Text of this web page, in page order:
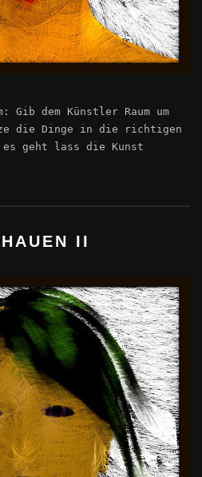
Gib dem Künstler Raum um
die Dinge in die richtigen
geht lass die Kunst
II